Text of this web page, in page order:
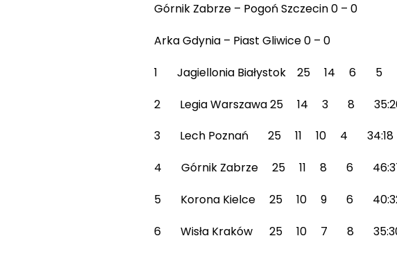
Górnik Zabrze – Pogoń Szczecin 0 – 0
Arka Gdynia – Piast Gliwice 0 – 0
1 Jagiellonia Białystok 25 14 6
2 Legia Warszawa 25 14 3 8
3 Lech Poznań 25 11 10 4
4 Górnik Zabrze 25 11 8 6
5 Korona Kielce 25 10 9 6
6 Wisła Kraków 25 10 7 8